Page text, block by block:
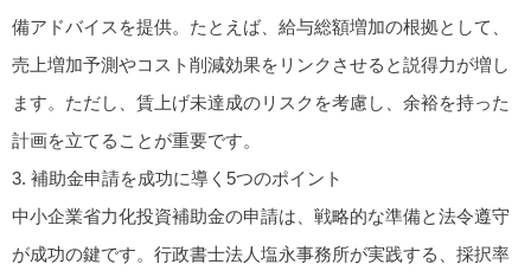
備アドバイスを提供。たとえば、給与総額増加の根拠として、
売上増加予測やコスト削減効果をリンクさせると説得力が増し
ます。ただし、賃上げ未達成のリスクを考慮し、余裕を持った
計画を立てることが重要です。
3. 補助金申請を成功に導く5つのポイント
中小企業省力化投資補助金の申請は、戦略的な準備と法令遵守
が成功の鍵です。行政書士法人塩永事務所が実践する、採択率